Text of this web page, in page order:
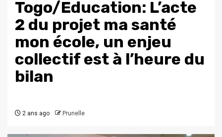
Togo/Education: L’acte
2 du projet ma santé
mon école, un enjeu
collectif est à l’heure du
bilan
2 ans ago Prunelle